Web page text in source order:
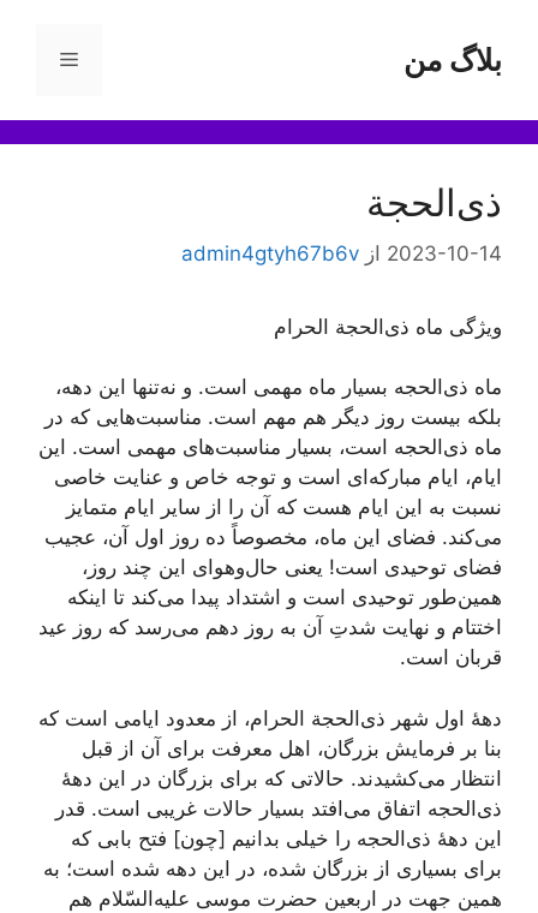
محتوابلاگ من فهرست
ذی‌الحجة
2023-10-14 از admin4gtyh67b6v
ویژگی ماه ذی‌الحجة الحرام
ماه ذی‌الحجه بسیار ماه مهمی است. و نه‌‌تنها این دهه،
بلکه بیست روز دیگر هم مهم است. مناسبت‌هایی که در
ماه ذی‌الحجه است، بسیار مناسبت‌های مهمی است. این
ایام، ایام مبارکه‌اى است و توجه خاص و عنایت خاصى
نسبت به این ایام هست که آن را از سایر ایام متمایز
مى‌کند. فضای این ماه، مخصوصاً ده روز اول آن، عجیب
فضای توحیدی است! یعنی حال‌و‌هوای این چند روز،
همین‌طور توحیدی است و اشتداد پیدا می‌کند تا اینکه
اختتام و نهایت شدتِ آن به روز دهم می‌رسد که روز عید
قربان است.
دهۀ اول شهر ذی‌الحجة الحرام، از معدود ایامى است که
بنا بر فرمایش بزرگان، اهل معرفت براى آن از قبل
انتظار مى‌کشیدند. حالاتى که براى بزرگان در این دهۀ‌
ذی‌الحجه اتفاق مى‌افتد بسیار حالات غریبى است. قدر
این دهۀ ذی‌الحجه را خیلى بدانیم [چون] فتح بابی که
براى بسیارى از بزرگان شده، در این دهه شده است؛ به
همین جهت در اربعین حضرت موسى علیه‌السّلام هم